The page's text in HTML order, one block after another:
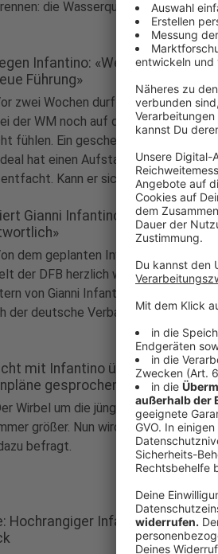
die Wasserqualität.
Infantino: «Weltfußball
Führung»
zwei Wochen durfte sich Gianni
der WM noch auf dem Gipfel
fühlen. Ein gescheiterter
hat einen Aufstand gegen den
Kann er sich halten?
Gianni Infantino:
dem geplanten Investorendeal
der DFB herzlich wenig. Nach
von Gianni Infantinos Plänen
der deutsche Verband über den
mit Infantino über
gesprochen
Wirbel um die jüngsten Pläne der
größer. Nun wird auch der US-
befragt.
Hochrangiger Infantino-Berater